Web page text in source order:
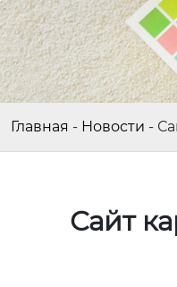
Главная - Новости -
Сайт